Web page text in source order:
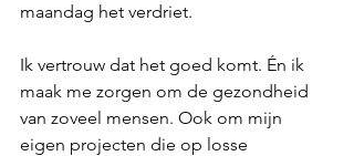
maandag het verdriet.
Ik vertrouw dat het goed komt. Én ik
maak me zorgen om de gezondheid
van zoveel mensen. Ook om mijn
eigen projecten die op losse